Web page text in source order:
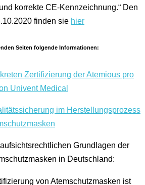
korrekte CE-Kennzeichnung.“ Den
finden sie hier
Seiten folgende Informationen:
Zertifizierung der Atemious pro
Univent Medical
im Herstellungsprozess
Grundlagen der
in Deutschland:
von Atemschutzmasken ist